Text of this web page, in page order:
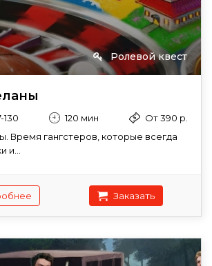
Ролевой квест
130 120 мин
От 390 р.
Время гангстеров, которые всегда
и...
Заказать